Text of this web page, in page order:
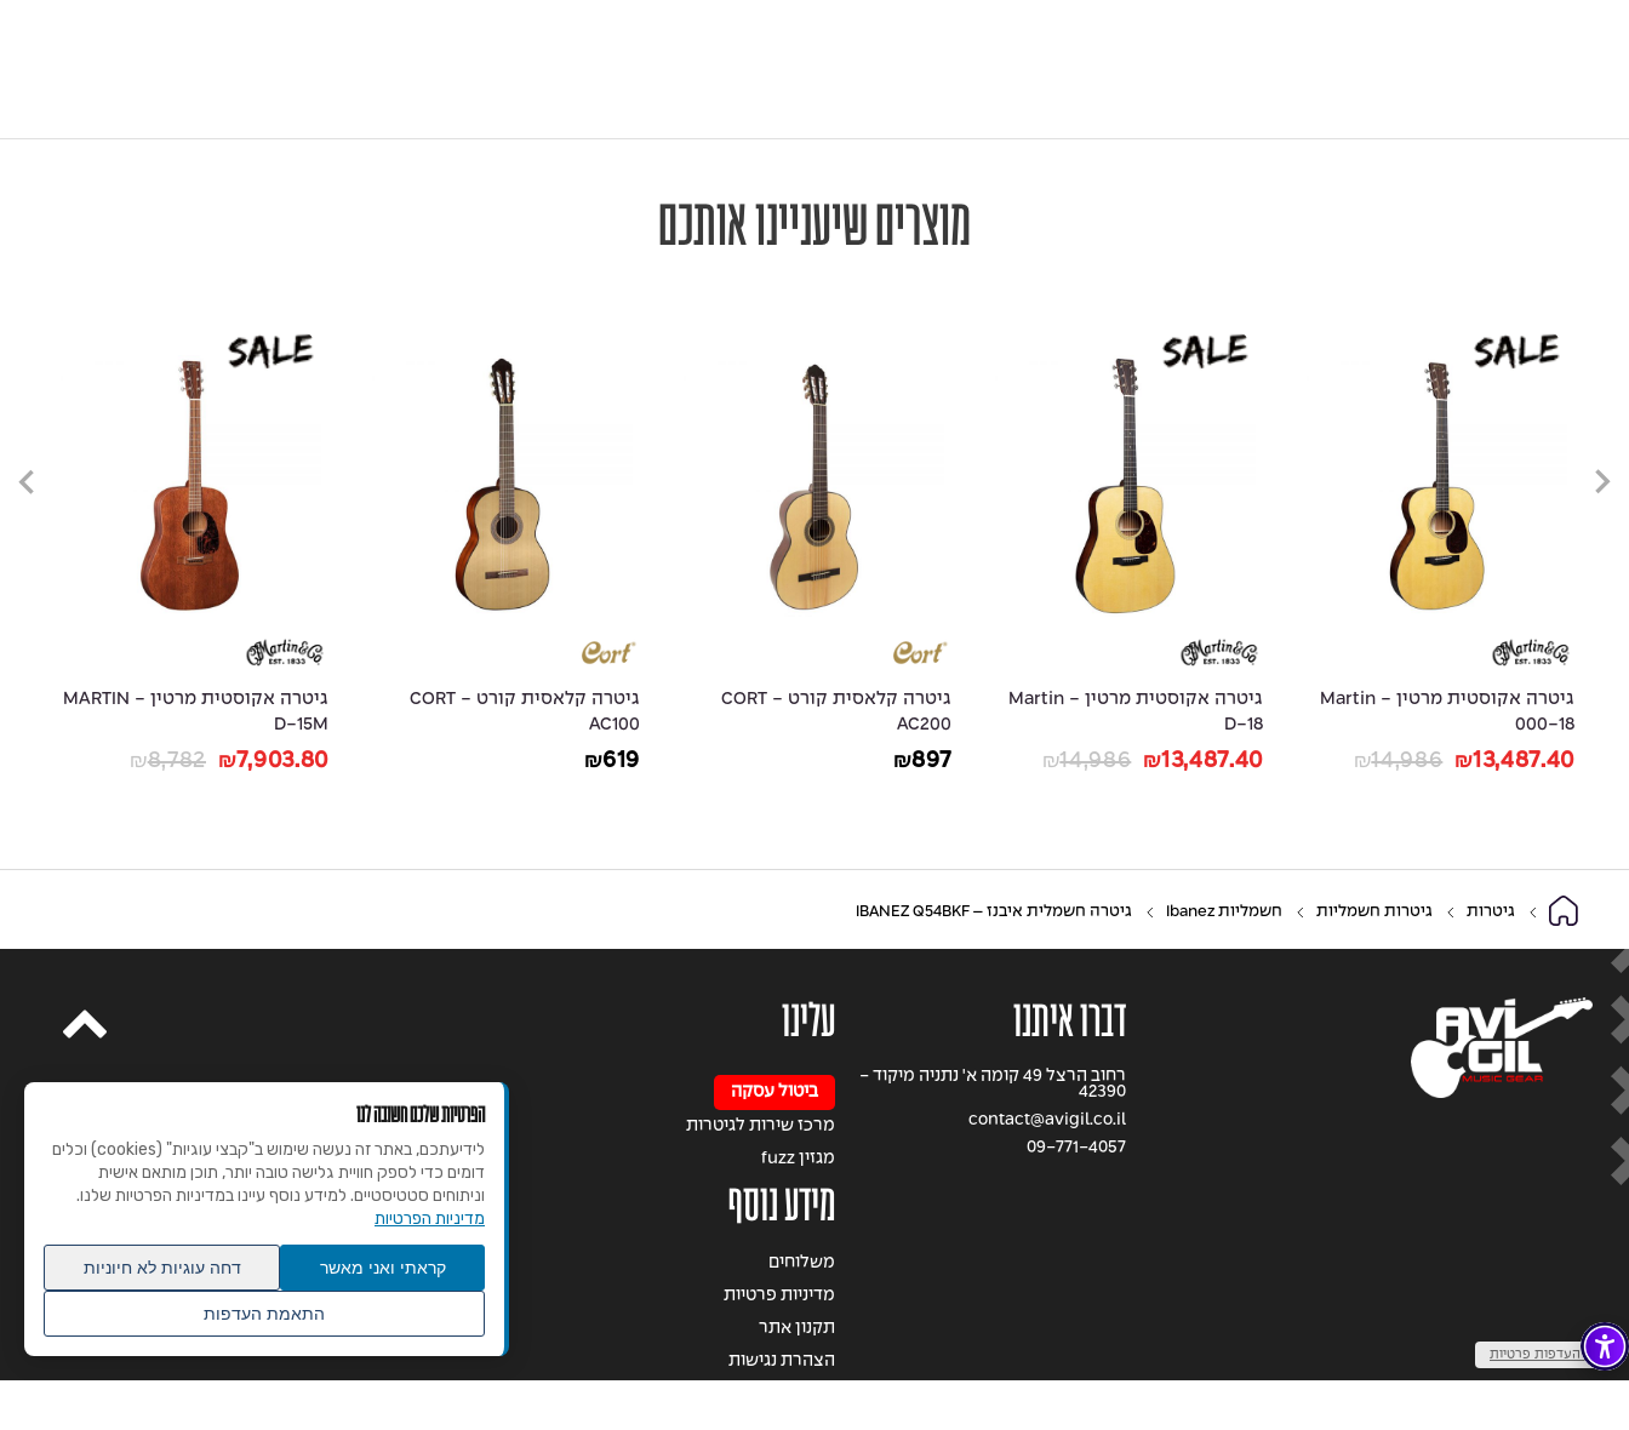
מוצרים שיעניינו אותכם
גיטרה אקוסטית מרטין - Martin
000-18
₪14,986 ₪13,487.40
גיטרה אקוסטית מרטין - Martin
D-18
₪14,986 ₪13,487.40
גיטרה קלאסית קורט - CORT
AC200
₪897
גיטרה קלאסית קורט - CORT
AC100
₪619
גיטרה אקוסטית מרטין - MARTIN
D-15M
₪8,782 ₪7,903.80
גיטרות גיטרות חשמליות חשמליות Ibanez גיטרה חשמלית איבנז – IBANEZ Q54BKF
דברו איתנו
רחוב הרצל 49 קומה א' נתניה מיקוד -
42390
contact@avigil.co.il
09-771-4057
עלינו
ביטול עסקה
מרכז שירות לגיטרות
מגזין fuzz
מידע נוסף
משלוחים
מדיניות פרטיות
תקנון אתר
הצהרת נגישות
הפרטיות שלכם חשובה לנו
לידיעתכם, באתר זה נעשה שימוש ב"קבצי עוגיות" (cookies) וכלים
דומים כדי לספק חוויית גלישה טובה יותר, תוכן מותאם אישית
וניתוחים סטטיסטיים. למידע נוסף עיינו במדיניות הפרטיות שלנו.
מדיניות הפרטיות
קראתי ואני מאשר דחה עוגיות לא חיוניות
התאמת העדפות
שנו העדפות פרטיות